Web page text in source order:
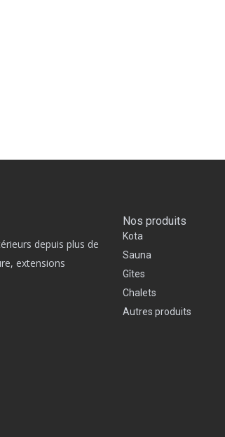
depuis plus de
extensions
Nos produits
Kota
Sauna
Gîtes
Chalets
Autres produits